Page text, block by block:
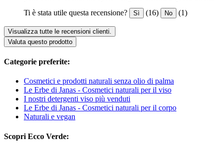
Ti è stata utile questa recensione? Sì (16) No (1)
Visualizza tutte le recensioni clienti.
Valuta questo prodotto
Categorie preferite:
Cosmetici e prodotti naturali senza olio di palma
Le Erbe di Janas - Cosmetici naturali per il viso
I nostri detergenti viso più venduti
Le Erbe di Janas - Cosmetici naturali per il corpo
Naturali e vegan
Scopri Ecco Verde: